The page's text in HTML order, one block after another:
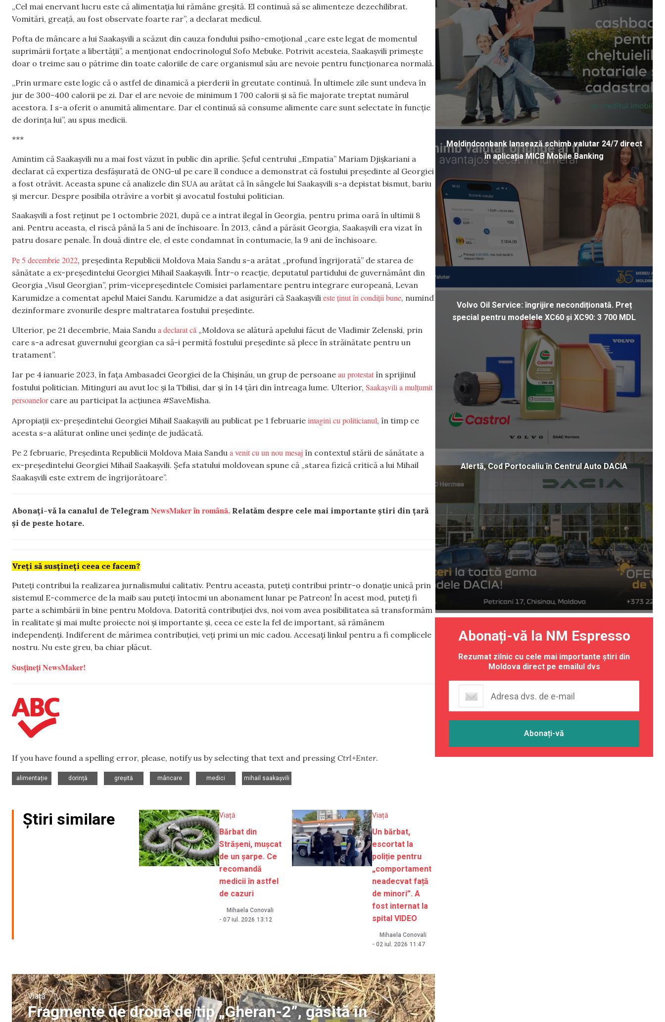
„Cel mai enervant lucru este că alimentația lui rămâne greșită. El continuă să se alimenteze dezechilibrat.
Vomitări, greață, au fost observate foarte rar”, a declarat medicul.
Pofta de mâncare a lui Saakașvili a scăzut din cauza fondului psiho-emoțional „care este legat de momentul
suprimării forțate a libertății”, a menționat endocrinologul Sofo Mebuke. Potrivit acesteia, Saakașvili primește
doar o treime sau o pătrime din toate caloriile de care organismul său are nevoie pentru funcționarea normală.
„Prin urmare este logic că o astfel de dinamică a pierderii în greutate continuă. În ultimele zile sunt undeva în
jur de 300-400 calorii pe zi. Dar el are nevoie de minimum 1 700 calorii și să fie majorate treptat numărul
acestora. I s-a oferit o anumită alimentare. Dar el continuă să consume alimente care sunt selectate în funcție
de dorința lui”, au spus medicii.
***
Amintim că Saakașvili nu a mai fost văzut în public din aprilie. Șeful centrului „Empatia” Mariam Djișkariani a
declarat că expertiza desfășurată de ONG-ul pe care îl conduce a demonstrat că fostului președinte al Georgiei
a fost otrăvit. Aceasta spune că analizele din SUA au arătat că în sângele lui Saakașvili s-a depistat bismut, bariu
și mercur. Despre posibila otrăvire a vorbit și avocatul fostului politician.
Saakașvili a fost reținut pe 1 octombrie 2021, după ce a intrat ilegal în Georgia, pentru prima oară în ultimii 8
ani. Pentru aceasta, el riscă până la 5 ani de închisoare. În 2013, când a părăsit Georgia, Saakașvili era vizat în
patru dosare penale. În două dintre ele, el este condamnat în contumacie, la 9 ani de închisoare.
Pe 5 decembrie 2022, președinta Republicii Moldova Maia Sandu s-a arătat „profund îngrijorată” de starea de
sănătate a ex-președintelui Georgiei Mihail Saakașvili. Într-o reacție, deputatul partidului de guvernământ din
Georgia „Visul Georgian”, prim-vicepreședintele Comisiei parlamentare pentru integrare europeană, Levan
Karumidze a comentat apelul Maiei Sandu. Karumidze a dat asigurări că Saakașvili este ținut în condiții bune, numind
dezinformare zvonurile despre maltratarea fostului președinte.
Ulterior, pe 21 decembrie, Maia Sandu a declarat că „Moldova se alătură apelului făcut de Vladimir Zelenski, prin
care s-a adresat guvernului georgian ca să-i permită fostului președinte să plece în străinătate pentru un
tratament”.
Iar pe 4 ianuarie 2023, în fața Ambasadei Georgiei de la Chișinău, un grup de persoane au protestat în sprijinul
fostului politician. Mitinguri au avut loc și la Tbilisi, dar și în 14 țări din întreaga lume. Ulterior, Saakașvili a mulțumit
persoanelorcare au participat la acțiunea #SaveMisha.
Apropiații ex-președintelui Georgiei Mihail Saakașvili au publicat pe 1 februarie imagini cu politicianul, în timp ce
acesta s-a alăturat online unei ședințe de judăcată.
Pe 2 februarie, Președinta Republicii Moldova Maia Sandu a venit cu un nou mesaj în contextul stării de sănătate a
ex-președintelui Georgiei Mihail Saakașvili. Șefa statului moldovean spune că „starea fizică critică a lui Mihail
Saakașvili este extrem de îngrijorătoare”.
Abonați-vă la canalul de Telegram NewsMaker în română. Relatăm despre cele mai importante știri din țară
și de peste hotare.
Vreți să susțineți ceea ce facem?
Puteți contribui la realizarea jurnalismului calitativ. Pentru aceasta, puteți contribui printr-o donație unică prin
sistemul E-commerce de la maib sau puteți întocmi un abonament lunar pe Patreon! În acest mod, puteți fi
parte a schimbării în bine pentru Moldova. Datorită contribuției dvs, noi vom avea posibilitatea să transformăm
în realitate și mai multe proiecte noi și importante și, ceea ce este la fel de important, să rămânem
independenți. Indiferent de mărimea contribuției, veți primi un mic cadou. Accesați linkul pentru a fi complicele
nostru. Nu este greu, ba chiar plăcut.
Susțineți NewsMaker!
If you have found a spelling error, please, notify us by selecting that text and pressing Ctrl+Enter.
alimentație
dorință
greșită
mâncare
medici
mihail saakaşvili
Știri similare Viață
Bărbat din
Strășeni, mușcat
de un șarpe. Ce
recomandă
medicii în astfel
de cazuri
Mihaela Conovali
- 07 iul. 2026 13:12
Viață
Un bărbat,
escortat la
poliție pentru
„comportament
neadecvat față
de minori”. A
fost internat la
spital VIDEO
Mihaela Conovali
- 02 iul. 2026 11:47
Viață
Fragmente de dronă de tip „Gheran-2”, găsită în
Moldindconbank lansează schimb valutar 24/7 direct
în aplicația MICB Mobile Banking
Volvo Oil Service: îngrijire necondiționată. Preț
special pentru modelele XC60 și XC90: 3 700 MDL
Alertă, Cod Portocaliu în Centrul Auto DACIA
Abonați-vă la NM Espresso
Rezumat zilnic cu cele mai importante știri din
Moldova direct pe emailul dvs